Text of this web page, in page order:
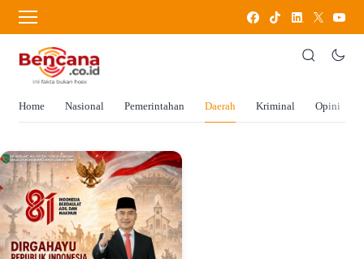
Home Nasional Pemerintahan Daerah Kriminal Opini